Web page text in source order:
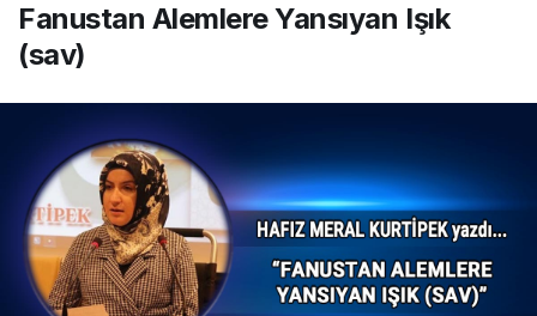
Fanustan Alemlere Yansıyan Işık
(sav)